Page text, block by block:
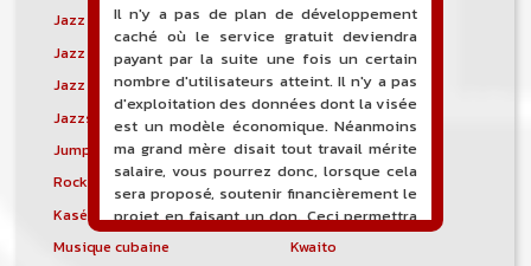
Jazz blues
Jazz modal
Jazz Nouvelle-Orléans
Jazz punk
Jazz vocal
Jazz-funk
Jazzstep
Jersey club
Jump blues
Jump-up
Rock canadien
Kansas City blues
Kasékò
Kizomba
Musique cubaine
Kwaito
Il n'y a pas de plan de développement
caché où le service gratuit deviendra
payant par la suite une fois un certain
nombre d'utilisateurs atteint. Il n'y a pas
d'exploitation des données dont la visée
est un modèle économique. Néanmoins
ma grand mère disait tout travail mérite
salaire, vous pourrez donc, lorsque cela
sera proposé, soutenir financièrement le
projet en faisant un don. Ceci permettra
de financer l'hébergement, le nom de